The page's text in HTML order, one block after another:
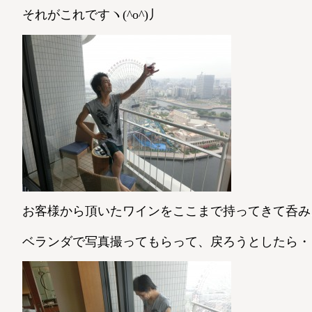
それがこれですヽ(^o^)丿
お客様から頂いたワインをここまで持ってきて呑
ベランダで写真撮ってもらって、戻ろうとしたら・